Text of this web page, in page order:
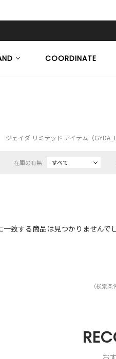
COORDINATE
ジェイダ リミテッド アイテム（
在庫の有無 すべて
一致する商品は見つかりませんで
（検索